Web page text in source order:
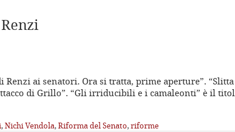
Renzi ai senatori. Ora si tratta, prime aperture”. “Slitta
di Grillo”. “Gli irriducibili e i camaleonti” è il
,Nichi Vendola,Riforma del Senato,riforme